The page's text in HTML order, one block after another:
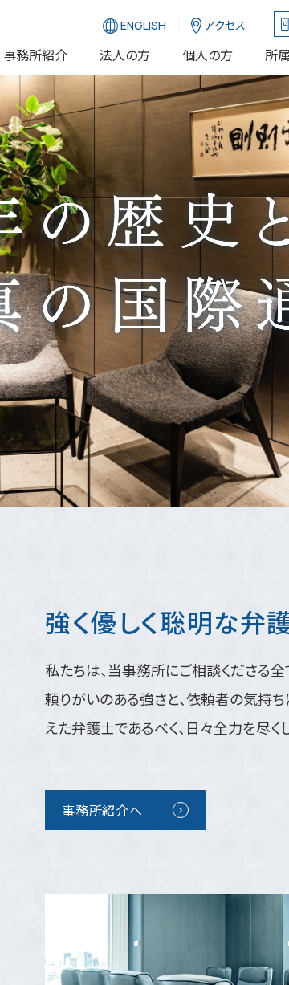
ENGLISH アクセス
事務所紹介 法人の方 個人の方 所
強く優しく聡明な弁
私たちは、当事務所にご相談くださる
頼りがいのある強さと、依頼者の気持
えた弁護士であるべく、日々全力を尽く
事務所紹介へ